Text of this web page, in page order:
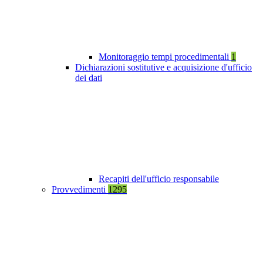
Monitoraggio tempi procedimentali 1
Dichiarazioni sostitutive e acquisizione d'ufficio
dei dati
Recapiti dell'ufficio responsabile
Provvedimenti 1295